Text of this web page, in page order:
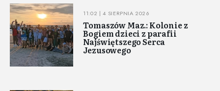
11:02 | 4 SIERPNIA 2026
Tomaszów Maz.: Kolonie z
Bogiem dzieci z parafii
Najświętszego Serca
Jezusowego